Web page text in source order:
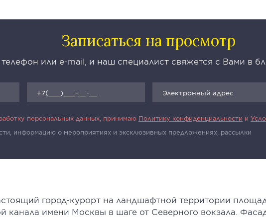
Записаться на просмотр
или e-mail, и наш специалист свяжется с Вами в
персональных данных, принимаю Политику конфиденциальности и
информацию о мероприятиях и эксклюзивных предложениях, рассылки
город-курорт на ландшафтной территории
канала имени Москвы в шаге от Северного вокзала.